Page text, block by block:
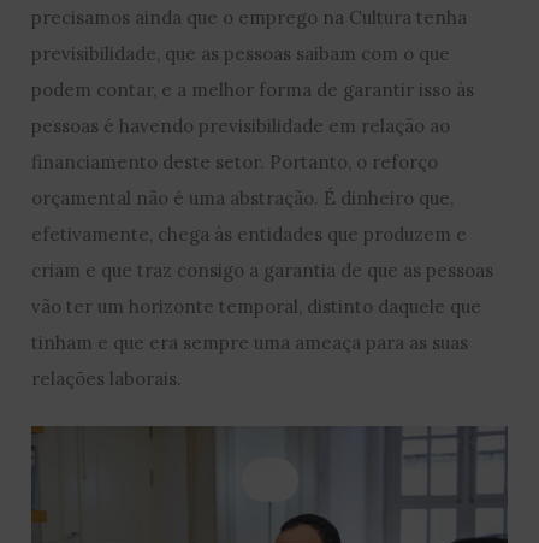
precisamos ainda que o emprego na Cultura tenha
previsibilidade, que as pessoas saibam com o que
podem contar, e a melhor forma de garantir isso às
pessoas é havendo previsibilidade em relação ao
financiamento deste setor. Portanto, o reforço
orçamental não é uma abstração. É dinheiro que,
efetivamente, chega às entidades que produzem e
criam e que traz consigo a garantia de que as pessoas
vão ter um horizonte temporal, distinto daquele que
tinham e que era sempre uma ameaça para as suas
relações laborais.